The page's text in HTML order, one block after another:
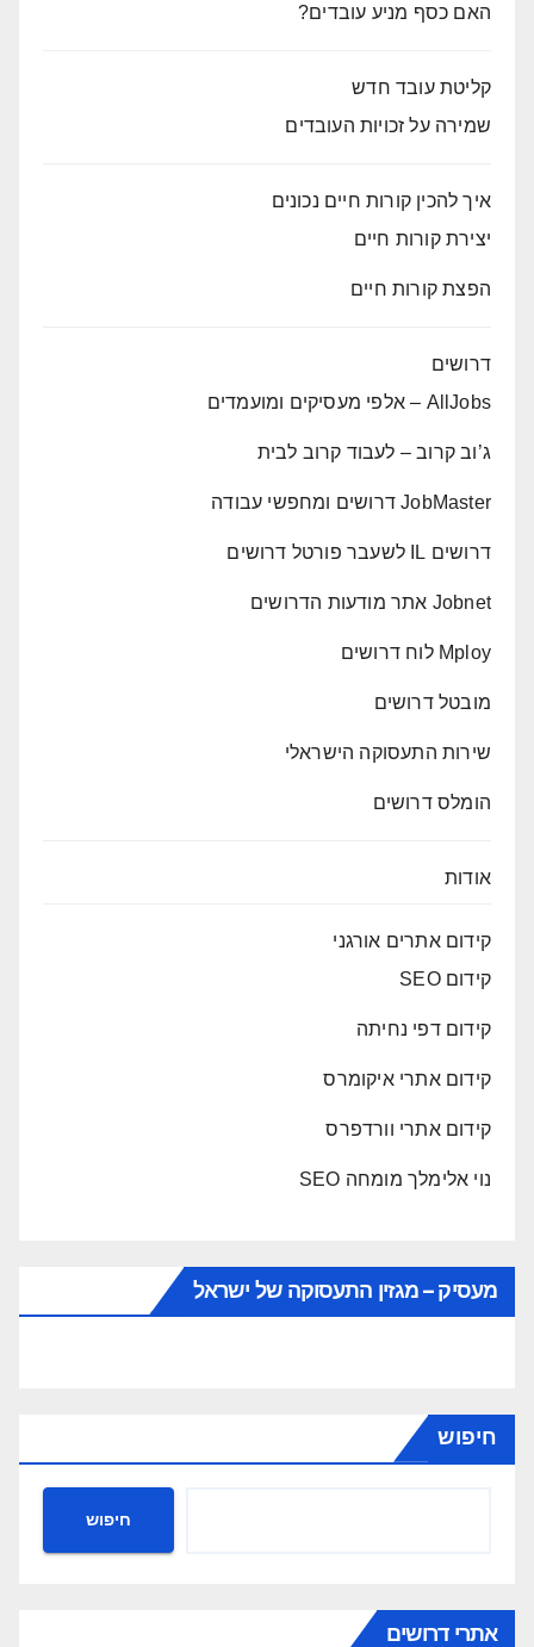
האם כסף מניע עובדים?
קליטת עובד חדש
שמירה על זכויות העובדים
איך להכין קורות חיים נכונים
יצירת קורות חיים
הפצת קורות חיים
דרושים
AllJobs – אלפי מעסיקים ומועמדים
ג’וב קרוב – לעבוד קרוב לבית
JobMaster דרושים ומחפשי עבודה
דרושים IL לשעבר פורטל דרושים
Jobnet אתר מודעות הדרושים
Mploy לוח דרושים
מובטל דרושים
שירות התעסוקה הישראלי
הומלס דרושים
אודות
קידום אתרים אורגני
קידום SEO
קידום דפי נחיתה
קידום אתרי איקומרס
קידום אתרי וורדפרס
נוי אלימלך מומחה SEO
מעסיק – מגזין התעסוקה של ישראל
חיפוש
חיפוש
אתרי דרושים